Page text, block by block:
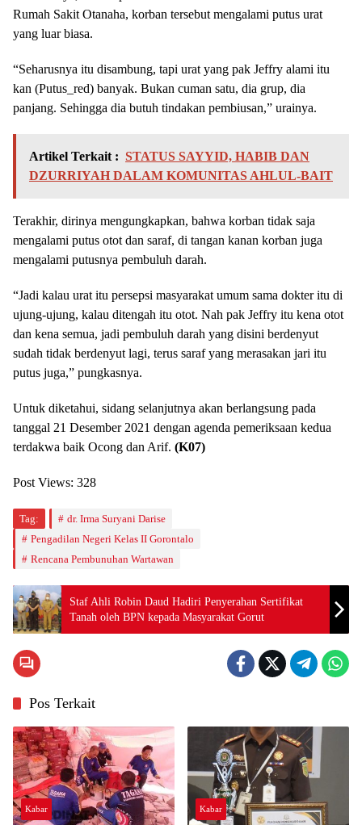
Rumah Sakit Otanaha, korban tersebut mengalami putus urat
yang luar biasa.
“Seharusnya itu disambung, tapi urat yang pak Jeffry alami itu
kan (Putus_red) banyak. Bukan cuman satu, dia grup, dia
panjang. Sehingga dia butuh tindakan pembiusan,” urainya.
Artikel Terkait : STATUS SAYYID, HABIB DAN
DZURRIYAH DALAM KOMUNITAS AHLUL-BAIT
Terakhir, dirinya mengungkapkan, bahwa korban tidak saja
mengalami putus otot dan saraf, di tangan kanan korban juga
mengalami putusnya pembuluh darah.
“Jadi kalau urat itu persepsi masyarakat umum sama dokter itu di
ujung-ujung, kalau ditengah itu otot. Nah pak Jeffry itu kena otot
dan kena semua, jadi pembuluh darah yang disini berdenyut
sudah tidak berdenyut lagi, terus saraf yang merasakan jari itu
putus juga,” pungkasnya.
Untuk diketahui, sidang selanjutnya akan berlangsung pada
tanggal 21 Desember 2021 dengan agenda pemeriksaan kedua
terdakwa baik Ocong dan Arif. (K07)
Post Views: 328
Tag:
dr. Irma Suryani Darise
Pengadilan Negeri Kelas II Gorontalo
Rencana Pembunuhan Wartawan
Staf Ahli Robin Daud Hadiri Penyerahan Sertifikat
Tanah oleh BPN kepada Masyarakat Gorut
Pos Terkait
Kabar Kabar